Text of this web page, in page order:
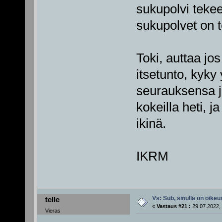
sukupolvi
sukupolvet on
Toki, auttaa
itsetunto, kyky
seurauksensa
kokeilla heti,
ikinä.
IKRM
telle
Vieras
Vs: Sub, sinulla on
« Vastaus #21 : 29.07.2022,